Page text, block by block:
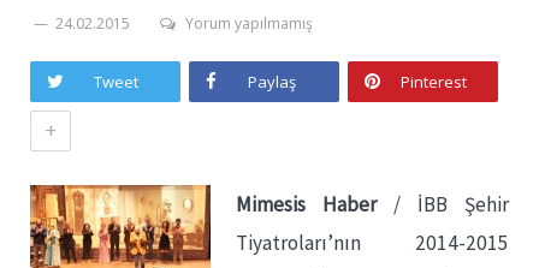
24.02.2015 Yorum yapılmamış
Tweet Paylaş Pinterest
+
Mimesis Haber/ İBB Şehir
Tiyatroları’nın 2014-2015